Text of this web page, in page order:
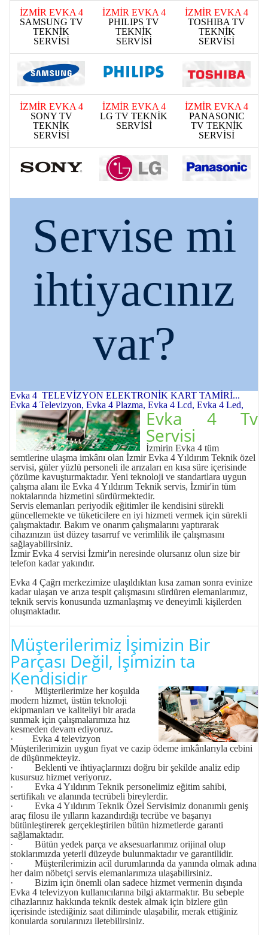
İZMİR EVKA 4
SAMSUNG TV
TEKNİK
SERVİSİ
İZMİR EVKA 4
PHILIPS TV
TEKNİK
SERVİSİ
İZMİR EVKA 4
TOSHIBA TV
TEKNİK
SERVİSİ
İZMİR EVKA 4
SONY TV
TEKNİK
SERVİSİ
İZMİR EVKA 4
LG TV TEKNİK
SERVİSİ
İZMİR EVKA 4
PANASONIC
TV TEKNİK
SERVİSİ
Servise mi
ihtiyacınız
var?
Evka 4 TELEVİZYON ELEKTRONİK KART TAMİRİ...
Evka 4 Televizyon, Evka 4 Plazma, Evka 4 Lcd, Evka 4 Led,
Evka 4 Tv
Servisi
İzmirin Evka 4 tüm
semtlerine ulaşma imkânı olan İzmir Evka 4 Yıldırım Teknik özel
servisi, güler yüzlü personeli ile arızaları en kısa süre içerisinde
çözüme kavuşturmaktadır. Yeni teknoloji ve standartlara uygun
çalışma alanı ile Evka 4 Yıldırım Teknik servis, İzmir'in tüm
noktalarında hizmetini sürdürmektedir.
Servis elemanları periyodik eğitimler ile kendisini sürekli
güncellemekte ve tüketicilere en iyi hizmeti vermek için sürekli
çalışmaktadır. Bakım ve onarım çalışmalarını yaptırarak
cihazınızın üst düzey tasarruf ve verimlilik ile çalışmasını
sağlayabilirsiniz.
İzmir Evka 4 servisi İzmir'in neresinde olursanız olun size bir
telefon kadar yakındır.
Evka 4 Çağrı merkezimize ulaşıldıktan kısa zaman sonra evinize
kadar ulaşan ve arıza tespit çalışmasını sürdüren elemanlarımız,
teknik servis konusunda uzmanlaşmış ve deneyimli kişilerden
oluşmaktadır.
Müşterilerimiz İşimizin Bir
Parçası Değil, İşimizin ta
Kendisidir
· Müşterilerimize her koşulda
modern hizmet, üstün teknoloji
ekipmanları ve kaliteliyi bir arada
sunmak için çalışmalarımıza hız
kesmeden devam ediyoruz.
· Evka 4 televizyon
Müşterilerimizin uygun fiyat ve cazip ödeme imkânlarıyla cebini
de düşünmekteyiz.
· Beklenti ve ihtiyaçlarınızı doğru bir şekilde analiz edip
kusursuz hizmet veriyoruz.
· Evka 4 Yıldırım Teknik personelimiz eğitim sahibi,
sertifikalı ve alanında tecrübeli bireylerdir.
· Evka 4 Yıldırım Teknik Özel Servisimiz donanımlı geniş
araç filosu ile yılların kazandırdığı tecrübe ve başarıyı
bütünleştirerek gerçekleştirilen bütün hizmetlerde garanti
sağlamaktadır.
· Bütün yedek parça ve aksesuarlarımız orijinal olup
stoklarımızda yeterli düzeyde bulunmaktadır ve garantilidir.
· Müşterilerimizin acil durumlarında da yanında olmak adına
her daim nöbetçi servis elemanlarımıza ulaşabilirsiniz.
· Bizim için önemli olan sadece hizmet vermenin dışında
Evka 4 televizyon kullanıcılarına bilgi aktarmaktır. Bu sebeple
cihazlarınız hakkında teknik destek almak için bizlere gün
içerisinde istediğiniz saat diliminde ulaşabilir, merak ettiğiniz
konularda sorularınızı iletebilirsiniz.